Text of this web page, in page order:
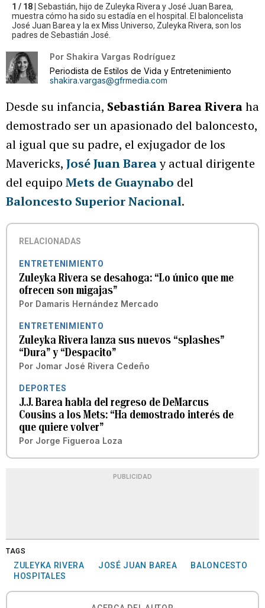
1 / 18 | Sebastián, hijo de Zuleyka Rivera y José Juan Barea,
muestra cómo ha sido su estadía en el hospital. El baloncelista
José Juan Barea y la ex Miss Universo, Zuleyka Rivera, son los
padres de Sebastián José.
Por Shakira Vargas Rodríguez
Periodista de Estilos de Vida y Entretenimiento
shakira.vargas@gfrmedia.com
Desde su infancia, Sebastián Barea Riveraha
demostrado ser un apasionado del baloncesto,
al igual que su padre, el exjugador de los
Mavericks, José Juan Bareay actual dirigente
del equipo Mets de Guaynabo del
Baloncesto Superior Nacional.
RELACIONADAS
ENTRETENIMIENTO
Zuleyka Rivera se desahoga: “Lo único que me
ofrecen son migajas”
Por Damaris Hernández Mercado
ENTRETENIMIENTO
Zuleyka Rivera lanza sus nuevos “splashes”
“Dura” y “Despacito”
Por Jomar José Rivera Cedeño
DEPORTES
J.J. Barea habla del regreso de DeMarcus
Cousins a los Mets: “Ha demostrado interés de
que quiere volver”
Por Jorge Figueroa Loza
PUBLICIDAD
TAGS
ZULEYKA RIVERA JOSÉ JUAN BAREA
BALONCESTO
HOSPITALES